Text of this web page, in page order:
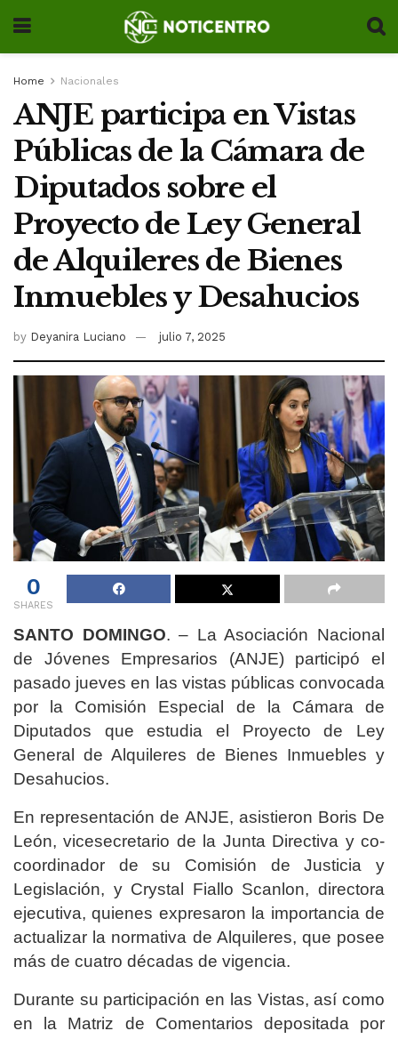
Home Nacionales
ANJE participa en Vistas
Públicas de la Cámara de
Diputados sobre el
Proyecto de Ley General
de Alquileres de Bienes
Inmuebles y Desahucios
by Deyanira Luciano julio 7, 2025
0
SHARES
SANTO DOMINGO. – La Asociación Nacional
de Jóvenes Empresarios (ANJE) participó el
pasado jueves en las vistas públicas convocada
por la Comisión Especial de la Cámara de
Diputados que estudia el Proyecto de Ley
General de Alquileres de Bienes Inmuebles y
Desahucios.
En representación de ANJE, asistieron Boris De
León, vicesecretario de la Junta Directiva y co-
coordinador de su Comisión de Justicia y
Legislación, y Crystal Fiallo Scanlon, directora
ejecutiva, quienes expresaron la importancia de
actualizar la normativa de Alquileres, que posee
más de cuatro décadas de vigencia.
Durante su participación en las Vistas, así como
en la Matriz de Comentarios depositada por